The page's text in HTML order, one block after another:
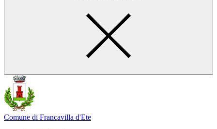
Comune di Francavilla d'Ete